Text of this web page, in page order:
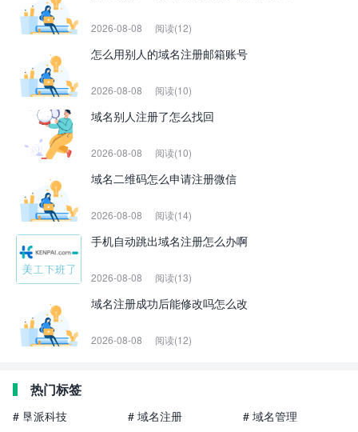
2026-08-08 阅读(12)
怎么用别人的域名注册邮箱账号
2026-08-08 阅读(10)
域名别人注册了怎么找回
2026-08-08 阅读(10)
域名二维码怎么申请注册微信
2026-08-08 阅读(14)
手机自动跳出域名注册怎么办啊
2026-08-08 阅读(13)
域名注册成功后能修改吗怎么改
2026-08-08 阅读(12)
热门标签
# 垦派科技 # 域名注册
# 域名管理